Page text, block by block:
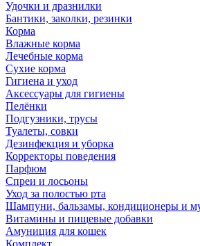
Удочки и дразнилки
Бантики, заколки, резинки
Корма
Влажные корма
Лечебные корма
Сухие корма
Гигиена и уход
Аксессуары для гигиены
Пелёнки
Подгузники, трусы
Туалеты, совки
Дезинфекция и уборка
Корректоры поведения
Парфюм
Спреи и лосьоны
Уход за полостью рта
Шампуни, бальзамы, кондиционеры и
Витамины и пищевые добавки
Амуниция для кошек
Комплект